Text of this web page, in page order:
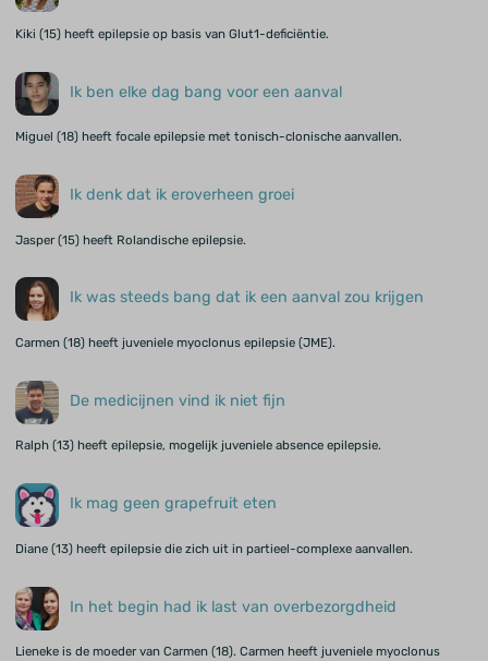
Kiki (15) heeft epilepsie op basis van Glut1-deficiëntie.
Ik ben elke dag bang voor een aanval
Miguel (18) heeft focale epilepsie met tonisch-clonische aanvallen.
Ik denk dat ik eroverheen groei
Jasper (15) heeft Rolandische epilepsie.
Ik was steeds bang dat ik een aanval zou krijgen
Carmen (18) heeft juveniele myoclonus epilepsie (JME).
De medicijnen vind ik niet fijn
Ralph (13) heeft epilepsie, mogelijk juveniele absence epilepsie.
Ik mag geen grapefruit eten
Diane (13) heeft epilepsie die zich uit in partieel-complexe aanvallen.
In het begin had ik last van overbezorgdheid
Lieneke is de moeder van Carmen (18). Carmen heeft juveniele myoclonus